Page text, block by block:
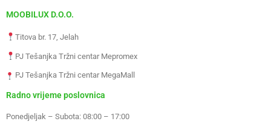
MOOBILUX D.O.O.
Titova br. 17, Jelah
PJ Tešanjka Tržni centar Mepromex
PJ Tešanjka Tržni centar MegaMall
Radno vrijeme poslovnica
Ponedjeljak – Subota: 08:00 – 17:00